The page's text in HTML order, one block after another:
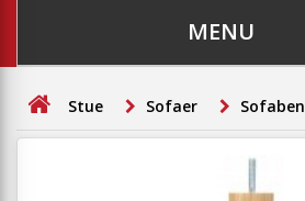
MENU
STUE
Stue Sofaer Sofaben